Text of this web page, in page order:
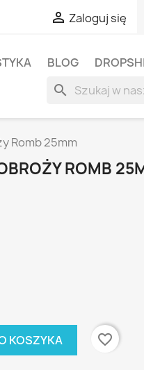
 Zaloguj się
BLOG
search
Romb 25mm
ROMB
KOSZYKA favorite_border